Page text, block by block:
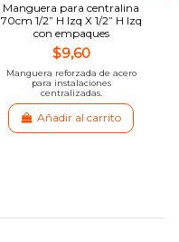
Manguera para centralina
70cm 1/2” H Izq X 1/2” H Izq
con empaques
$9,60
Manguera reforzada de acero
para instalaciones
centralizadas.
Añadir al carrito